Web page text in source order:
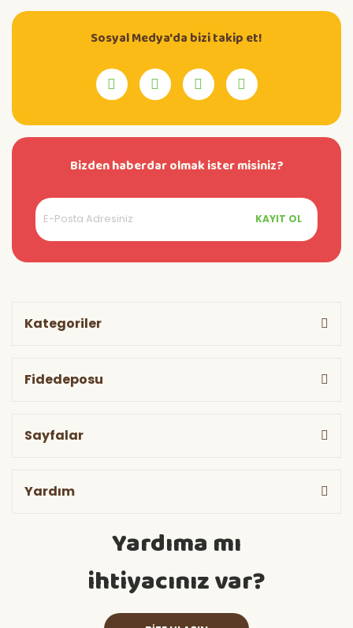
Sosyal Medya'da bizi takip et!
Bizden haberdar olmak ister misiniz?
KAYIT OL
Kategoriler
Fidedeposu
Sayfalar
Yardım
Yardıma mı
ihtiyacınız var?